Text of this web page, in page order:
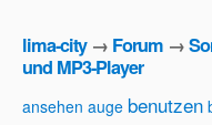
lima-city→ Forum →
und MP3-Player
ansehen auge benutzen